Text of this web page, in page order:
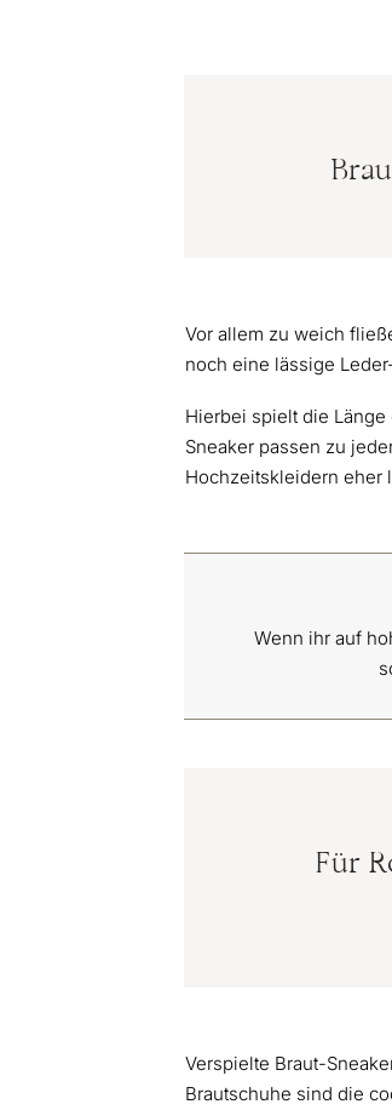
Vor allem zu weich
noch eine lässige
Hierbei spielt die
Sneaker passen zu
Hochzeitskleidern eher
Wenn ihr auf
Für
Verspielte Braut-
Brautschuhe sind die